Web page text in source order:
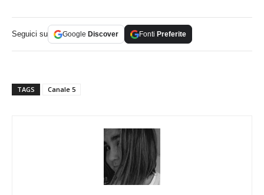
Seguici su Google Discover Fonti Preferite
TAGS Canale 5